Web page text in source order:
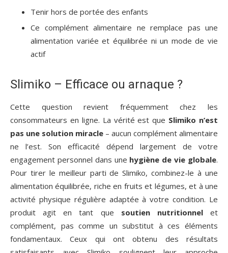
Tenir hors de portée des enfants
Ce complément alimentaire ne remplace pas une
alimentation variée et équilibrée ni un mode de vie
actif
Slimiko – Efficace ou arnaque ?
Cette question revient fréquemment chez les
consommateurs en ligne. La vérité est que Slimiko n’est
pas une solution miracle – aucun complément alimentaire
ne l’est. Son efficacité dépend largement de votre
engagement personnel dans une hygiène de vie globale.
Pour tirer le meilleur parti de Slimiko, combinez-le à une
alimentation équilibrée, riche en fruits et légumes, et à une
activité physique régulière adaptée à votre condition. Le
produit agit en tant que soutien nutritionnelet
complément, pas comme un substitut à ces éléments
fondamentaux. Ceux qui ont obtenu des résultats